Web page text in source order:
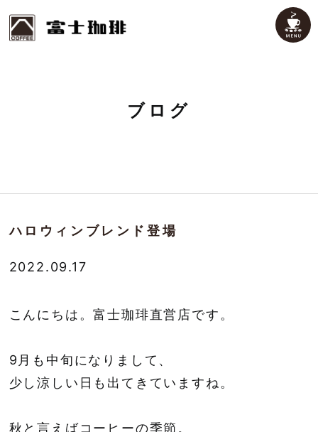
ブログ
ハロウィンブレンド登場
2022.09.17
こんにちは。富士珈琲直営店です。
9月も中旬になりまして、
少し涼しい日も出てきていますね。
秋と言えばコーヒーの季節。